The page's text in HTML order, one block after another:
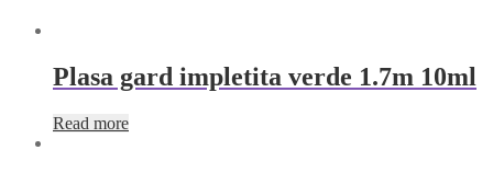
Plasa gard impletita verde 1.7m 10ml
Read more